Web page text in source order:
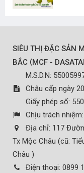
SIÊU THỊ ĐẶC SẢN
BẮC (MCF -
M.S.D.N:
Châu cấp ngày
Giấy phép số:
Chịu trách nhiệm:
Địa chỉ: 117
Tx Mộc Châu (cũ:
Châu )
Điện thoại: 0899